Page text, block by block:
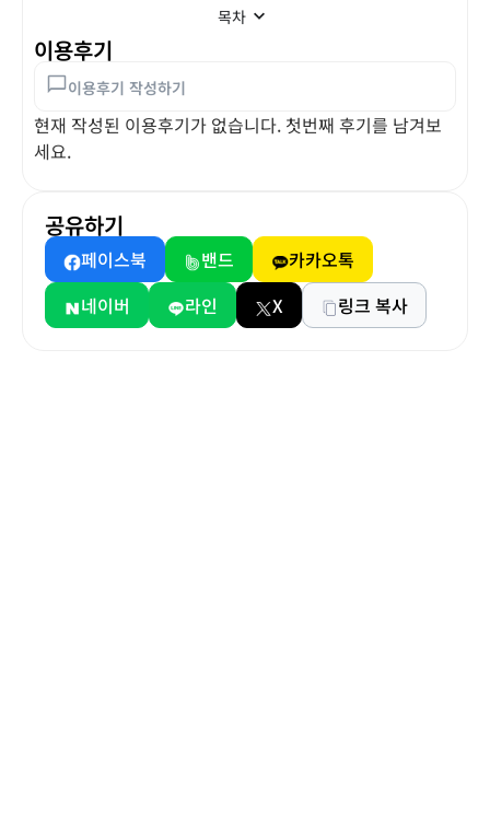
목차
이용후기
이용후기 작성하기
현재 작성된 이용후기가 없습니다. 첫번째 후기를 남겨보
세요.
공유하기
페이스북 밴드
카카오톡
네이버
라인 X 링크 복사